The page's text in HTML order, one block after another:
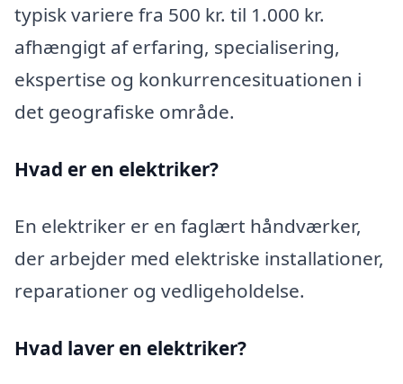
typisk variere fra 500 kr. til 1.000 kr.
afhængigt af erfaring, specialisering,
ekspertise og konkurrencesituationen i
det geografiske område.
Hvad er en elektriker?
En elektriker er en faglært håndværker,
der arbejder med elektriske installationer,
reparationer og vedligeholdelse.
Hvad laver en elektriker?